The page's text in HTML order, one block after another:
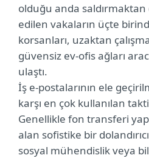
olduğu anda
edilen vakaların üçte
korsanları, uzaktan
güvensiz ev-ofis ağları
ulaştı.
İş e-postalarının ele
karşı en çok kullanılan
Genellikle fon transferi
alan sofistike bir
sosyal mühendislik veya